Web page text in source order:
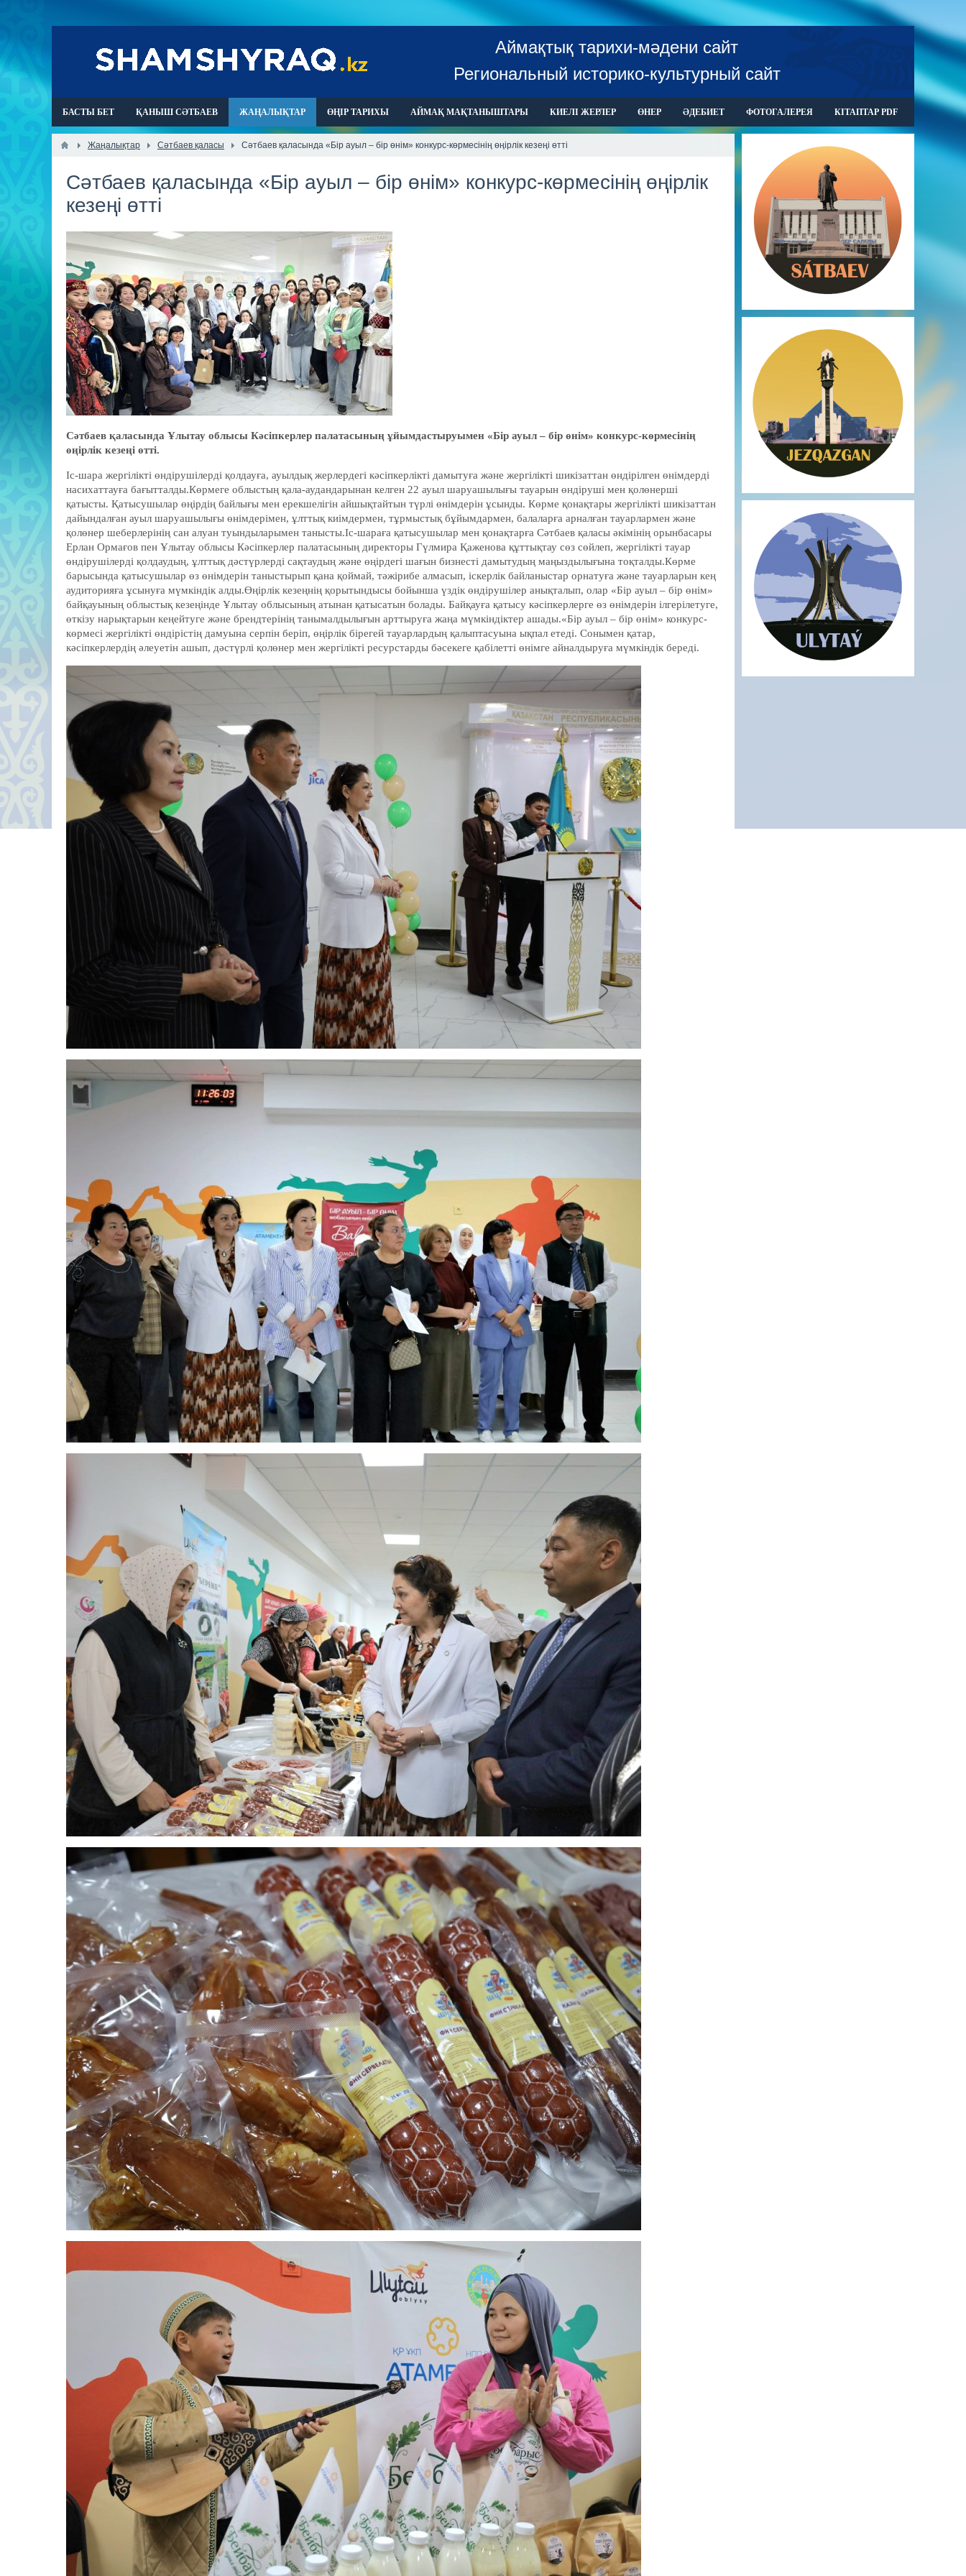
Аймақтық тарихи-мәдени сайт
Региональный историко-культурный сайт
БАСТЫ БЕТ ҚАНЫШ СӘТБАЕВ ЖАҢАЛЫҚТАР ӨҢІР ТАРИХЫ АЙМАҚ МАҚТАНЫШТАРЫ КИЕЛІ ЖЕРЛЕР ӨНЕР ӘДЕБИЕТ ФОТОГАЛЕРЕЯ КІТАПТАР PDF
Жаңалықтар Сәтбаев қаласы Сәтбаев қаласында «Бір ауыл – бір өнім» конкурс-көрмесінің өңірлік кезеңі өтті
Сәтбаев қаласында «Бір ауыл – бір өнім» конкурс-көрмесінің өңірлік
кезеңі өтті
Сәтбаев қаласында Ұлытау облысы Кәсіпкерлер палатасының ұйымдастыруымен «Бір ауыл – бір өнім» конкурс-көрмесінің
өңірлік кезеңі өтті.
Іс-шара жергілікті өндірушілерді қолдауға, ауылдық жерлердегі кәсіпкерлікті дамытуға және жергілікті шикізаттан өндірілген өнімдерді
насихаттауға бағытталды.Көрмеге облыстың қала-аудандарынан келген 22 ауыл шаруашылығы тауарын өндіруші мен қолөнерші
қатысты. Қатысушылар өңірдің байлығы мен ерекшелігін айшықтайтын түрлі өнімдерін ұсынды. Көрме қонақтары жергілікті шикізаттан
дайындалған ауыл шаруашылығы өнімдерімен, ұлттық киімдермен, тұрмыстық бұйымдармен, балаларға арналған тауарлармен және
қолөнер шеберлерінің сан алуан туындыларымен танысты.Іс-шараға қатысушылар мен қонақтарға Сәтбаев қаласы әкімінің орынбасары
Ерлан Ормағов пен Ұлытау облысы Кәсіпкерлер палатасының директоры Гүлмира Қаженова құттықтау сөз сөйлеп, жергілікті тауар
өндірушілерді қолдаудың, ұлттық дәстүрлерді сақтаудың және өңірдегі шағын бизнесті дамытудың маңыздылығына тоқталды.Көрме
барысында қатысушылар өз өнімдерін таныстырып қана қоймай, тәжірибе алмасып, іскерлік байланыстар орнатуға және тауарларын кең
аудиторияға ұсынуға мүмкіндік алды.Өңірлік кезеңнің қорытындысы бойынша үздік өндірушілер анықталып, олар «Бір ауыл – бір өнім»
байқауының облыстық кезеңінде Ұлытау облысының атынан қатысатын болады. Байқауға қатысу кәсіпкерлерге өз өнімдерін ілгерілетуге,
өткізу нарықтарын кеңейтуге және брендтерінің танымалдылығын арттыруға жаңа мүмкіндіктер ашады.«Бір ауыл – бір өнім» конкурс-
көрмесі жергілікті өндірістің дамуына серпін беріп, өңірлік бірегей тауарлардың қалыптасуына ықпал етеді. Сонымен қатар,
кәсіпкерлердің әлеуетін ашып, дәстүрлі қолөнер мен жергілікті ресурстарды бәсекеге қабілетті өнімге айналдыруға мүмкіндік береді.